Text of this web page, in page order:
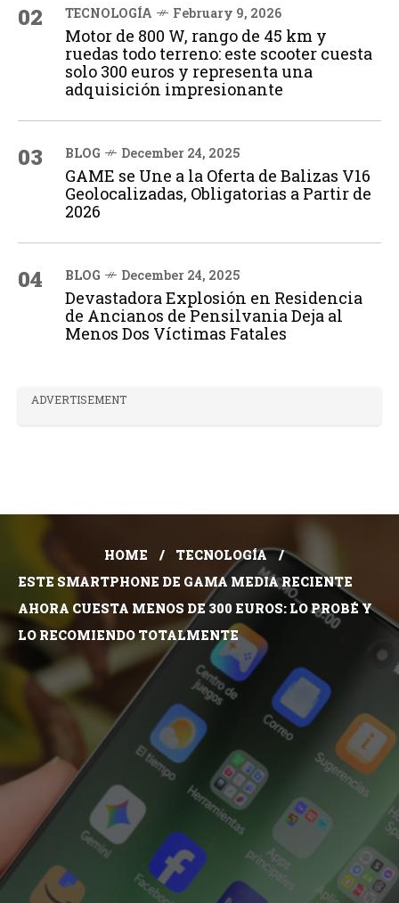
02 TECNOLOGÍA February 9, 2026
Motor de 800 W, rango de 45 km y
ruedas todo terreno: este scooter cuesta
solo 300 euros y representa una
adquisición impresionante
03 BLOG December 24, 2025
GAME se Une a la Oferta de Balizas V16
Geolocalizadas, Obligatorias a Partir de
2026
04 BLOG December 24, 2025
Devastadora Explosión en Residencia
de Ancianos de Pensilvania Deja al
Menos Dos Víctimas Fatales
ADVERTISEMENT
HOME
TECNOLOGÍA
ESTE SMARTPHONE DE GAMA MEDIA RECIENTE
AHORA CUESTA MENOS DE 300 EUROS: LO PROBÉ Y
LO RECOMIENDO TOTALMENTE